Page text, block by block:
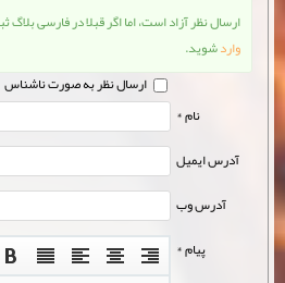
ارسال نظر آزاد است، اما اگر قبلا در فارسی بلاگ
واردشوید.
ارسال نظر به صورت ناشناس
نام *
آدرس ایمیل
آدرس وب
پیام *